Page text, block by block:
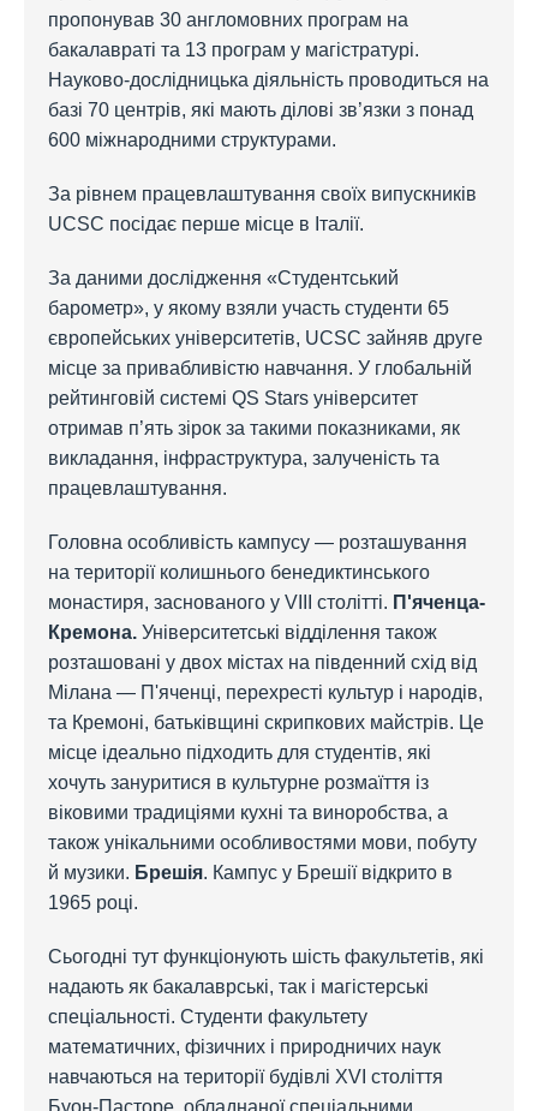
пропонував 30 англомовних програм на
бакалавраті та 13 програм у магістратурі.
Науково-дослідницька діяльність проводиться на
базі 70 центрів, які мають ділові зв’язки з понад
600 міжнародними структурами.
За рівнем працевлаштування своїх випускників
UCSC посідає перше місце в Італії.
За даними дослідження «Студентський
барометр», у якому взяли участь студенти 65
європейських університетів, UCSC зайняв друге
місце за привабливістю навчання. У глобальній
рейтинговій системі QS Stars університет
отримав п’ять зірок за такими показниками, як
викладання, інфраструктура, залученість та
працевлаштування.
Головна особливість кампусу — розташування
на території колишнього бенедиктинського
монастиря, заснованого у VIII столітті. П'яченца-
Кремона. Університетські відділення також
розташовані у двох містах на південний схід від
Мілана — П'яченці, перехресті культур і народів,
та Кремоні, батьківщині скрипкових майстрів. Це
місце ідеально підходить для студентів, які
хочуть зануритися в культурне розмаїття із
віковими традиціями кухні та виноробства, а
також унікальними особливостями мови, побуту
й музики. Брешія. Кампус у Брешії відкрито в
1965 році.
Сьогодні тут функціонують шість факультетів, які
надають як бакалаврські, так і магістерські
спеціальності. Студенти факультету
математичних, фізичних і природничих наук
навчаються на території будівлі XVI століття
Буон-Пасторе, обладнаної спеціальними